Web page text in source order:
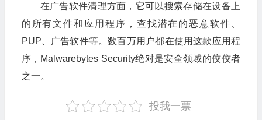
在广告软件清理方面，它可以搜索存储在设备上
的所有文件和应用程序，查找潜在的恶意软件、
PUP、广告软件等。数百万用户都在使用这款应用程
序，Malwarebytes Security绝对是安全领域的佼佼者
之一。
投我一票